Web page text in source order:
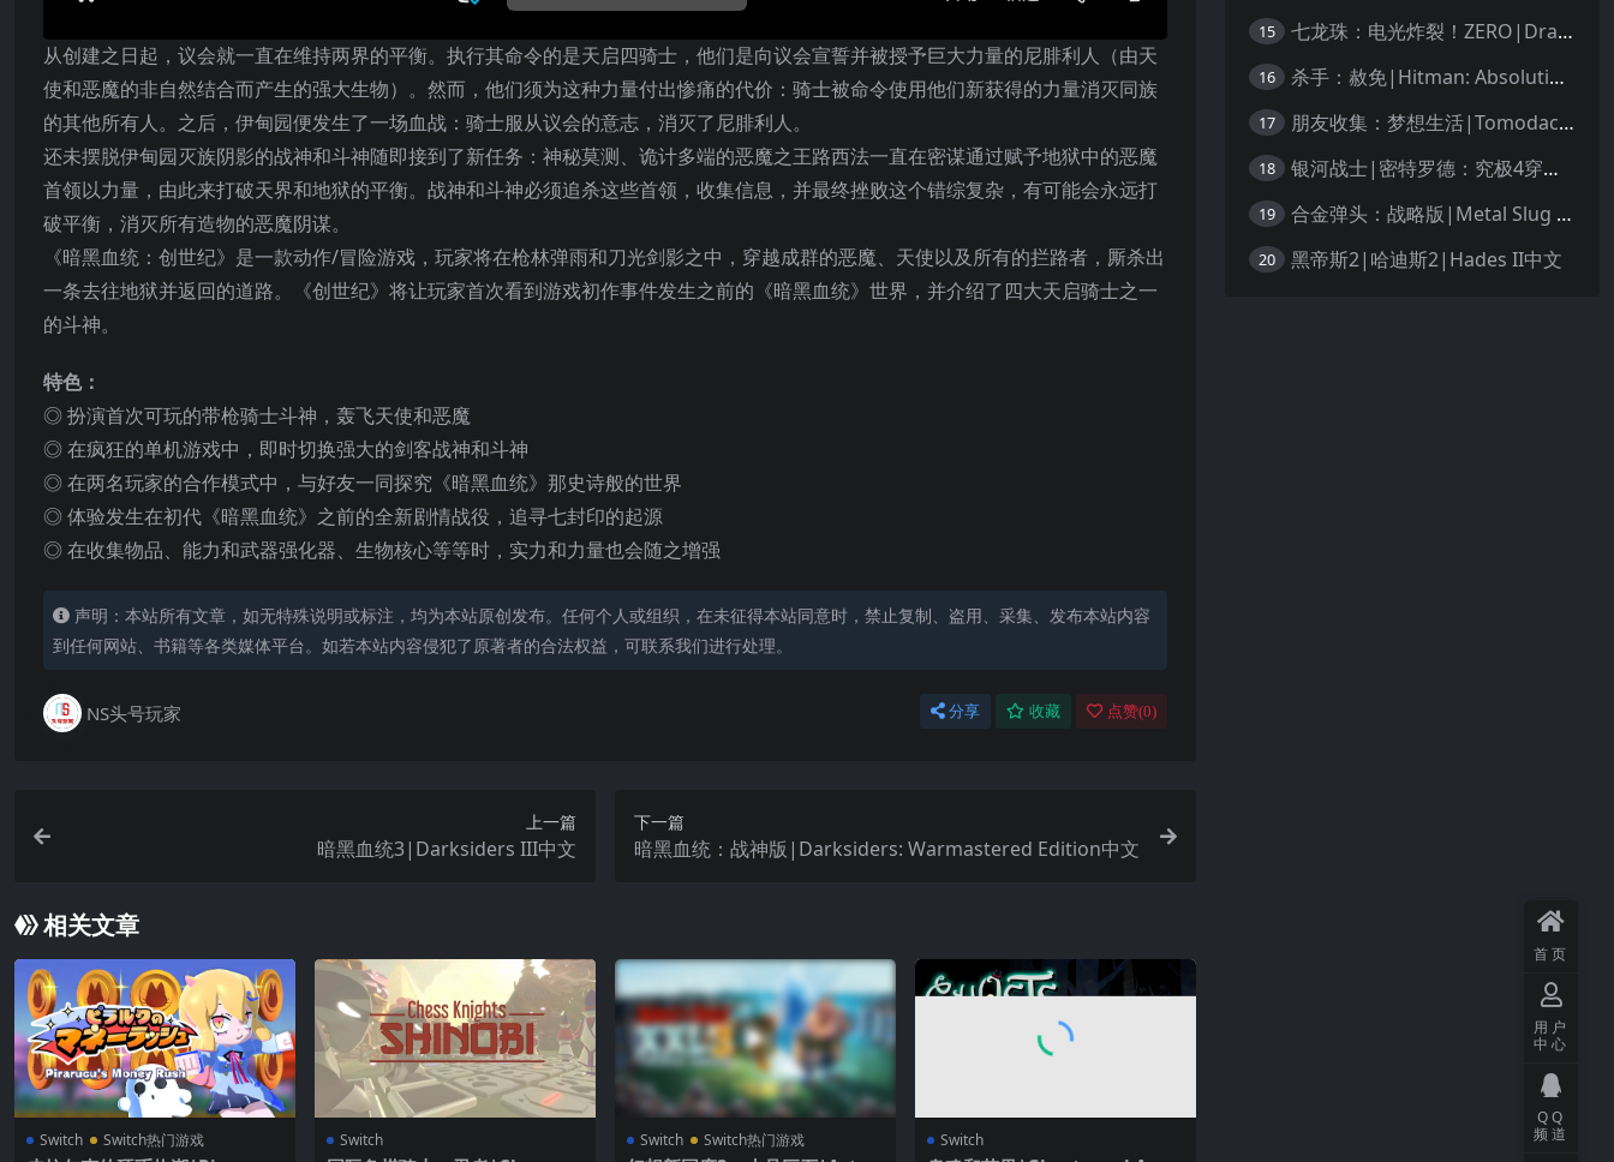
从创建之日起，议会就一直在维持两界的平衡。执行其命令的是天启四骑士，他们是向议会宣誓并被授予巨大力量的尼腓利人（由天
使和恶魔的非自然结合而产生的强大生物）。然而，他们须为这种力量付出惨痛的代价：骑士被命令使用他们新获得的力量消灭同族
的其他所有人。之后，伊甸园便发生了一场血战：骑士服从议会的意志，消灭了尼腓利人。
还未摆脱伊甸园灭族阴影的战神和斗神随即接到了新任务：神秘莫测、诡计多端的恶魔之王路西法一直在密谋通过赋予地狱中的恶魔
首领以力量，由此来打破天界和地狱的平衡。战神和斗神必须追杀这些首领，收集信息，并最终挫败这个错综复杂，有可能会永远打
破平衡，消灭所有造物的恶魔阴谋。
《暗黑血统：创世纪》是一款动作/冒险游戏，玩家将在枪林弹雨和刀光剑影之中，穿越成群的恶魔、天使以及所有的拦路者，厮杀出
一条去往地狱并返回的道路。《创世纪》将让玩家首次看到游戏初作事件发生之前的《暗黑血统》世界，并介绍了四大天启骑士之一
的斗神。
特色：
◎ 扮演首次可玩的带枪骑士斗神，轰飞天使和恶魔
◎ 在疯狂的单机游戏中，即时切换强大的剑客战神和斗神
◎ 在两名玩家的合作模式中，与好友一同探究《暗黑血统》那史诗般的世界
◎ 体验发生在初代《暗黑血统》之前的全新剧情战役，追寻七封印的起源
◎ 在收集物品、能力和武器强化器、生物核心等等时，实力和力量也会随之增强
声明：本站所有文章，如无特殊说明或标注，均为本站原创发布。任何个人或组织，在未征得本站同意时，禁止复制、盗用、采集、发布本站内容
到任何网站、书籍等各类媒体平台。如若本站内容侵犯了原著者的合法权益，可联系我们进行处理。
NS头号玩家 分享 收藏 点赞(0)
上一篇
暗黑血统3|Darksiders III中文
下一篇
暗黑血统：战神版|Darksiders: Warmastered Edition中文
相关文章
Switch Switch热门游戏 Switch Switch Switch热门游戏 Switch
15 七龙珠：电光炸裂！ZERO|Dragon Ball: Sparking! Zero中文
16 杀手：赦免|Hitman: Absolution汉化
17 朋友收集：梦想生活|Tomodachi Life: Living the Dream中文
18 银河战士|密特罗德：究极4穿越未知|Metroid Prime 4: Beyond中文
19 合金弹头：战略版|Metal Slug Tactics中文
20 黑帝斯2|哈迪斯2|Hades II中文
首页
用户
中心
QQ
频道